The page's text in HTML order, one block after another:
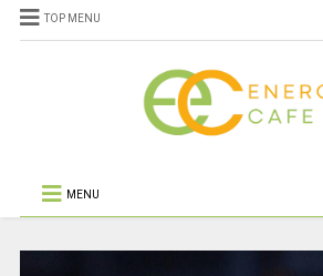
TOP MENU
MENU